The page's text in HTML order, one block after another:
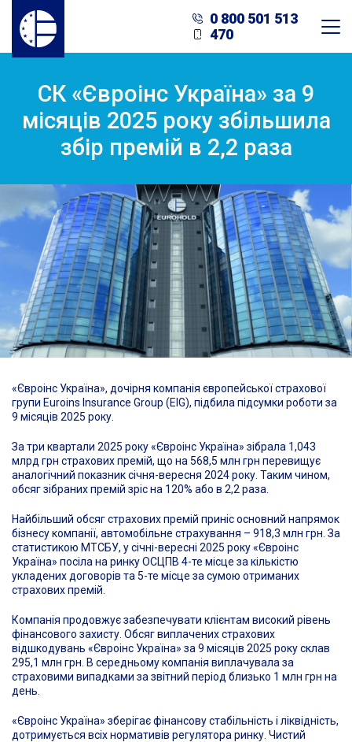
0 800 501 513
470
СК «Євроінс Україна» за 9
місяців 2025 року збільшила
збір премій в 2,2 раза
«Євроінс Україна», дочірня компанія європейської страхової
групи Euroins Insurance Group (EIG), підбила підсумки роботи за
9 місяців 2025 року.
За три квартали 2025 року «Євроінс Україна» зібрала 1,043
млрд грн страхових премій, що на 568,5 млн грн перевищує
аналогічний показник січня-вересня 2024 року. Таким чином,
обсяг зібраних премій зріс на 120% або в 2,2 раза.
Найбільший обсяг страхових премій приніс основний напрямок
бізнесу компанії, автомобільне страхування – 918,3 млн грн. За
статистикою МТСБУ, у січні-вересні 2025 року «Євроінс
Україна» посіла на ринку ОСЦПВ 4-те місце за кількістю
укладених договорів та 5-те місце за сумою отриманих
страхових премій.
Компанія продовжує забезпечувати клієнтам високий рівень
фінансового захисту. Обсяг виплачених страхових
відшкодувань «Євроінс Україна» за 9 місяців 2025 року склав
295,1 млн грн. В середньому компанія виплачувала за
страховими випадками за звітний період близько 1 млн грн на
день.
«Євроінс Україна» зберігає фінансову стабільність і ліквідність,
дотримується всіх нормативів регулятора ринку. Чистий